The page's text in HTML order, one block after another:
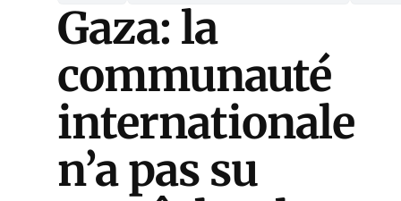
Gaza: la
communauté
internationale
n’a pas su